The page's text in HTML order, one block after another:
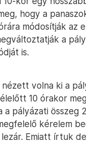
hogy a
módosítják az
a
is.
volna ki a
10 órakor
a pályázati összeg
kérelem
Emiatt írtuk